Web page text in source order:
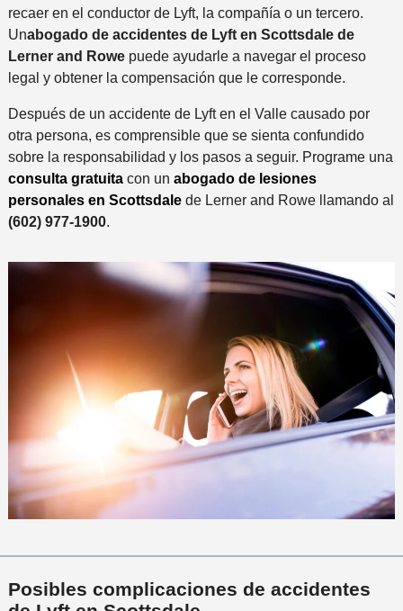
recaer en el conductor de Lyft, la compañía o un tercero.
Unabogado de accidentes de Lyft en Scottsdale de
Lerner and Rowepuede ayudarle a navegar el proceso
legal y obtener la compensación que le corresponde.
Después de un accidente de Lyft en el Valle causado por
otra persona, es comprensible que se sienta confundido
sobre la responsabilidad y los pasos a seguir. Programe una
consulta gratuitacon un abogado de lesiones
personales en Scottsdalede Lerner and Rowe llamando al
(602) 977-1900.
Posibles complicaciones de accidentes